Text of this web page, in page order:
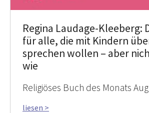
Regina Laudage-Kleeberg:
für alle, die mit Kindern
sprechen wollen – aber
wie
Religiöses Buch des Monats
liesen >